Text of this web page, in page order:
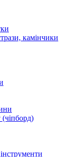
камінчики
(чіпборд)